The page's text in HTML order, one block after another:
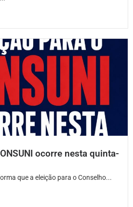
ocorre nesta quinta-
que a eleição para o Conselho...